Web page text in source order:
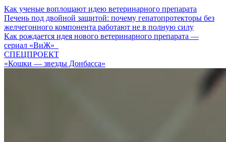
Как ученые воплощают идею ветеринарного препарата
Печень под двойной защитой: почему гепатопротекторы без
желчегонного компонента работают не в полную силу
Как рождается идея нового ветеринарного препарата —
сериал «ВиЖ»
СПЕЦПРОЕКТ
«Кошки — звезды Донбасса»